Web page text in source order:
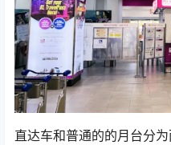
直达车和普通的的月台分